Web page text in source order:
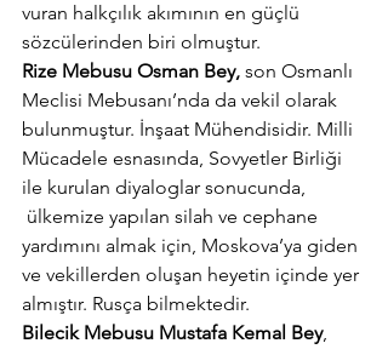
vuran halkçılık akımının en güçlü
sözcülerinden biri olmuştur.
Rize Mebusu Osman Bey, son Osmanlı
Meclisi Mebusanı’nda da vekil olarak
bulunmuştur. İnşaat Mühendisidir. Milli
Mücadele esnasında, Sovyetler Birliği
ile kurulan diyaloglar sonucunda,
ülkemize yapılan silah ve cephane
yardımını almak için, Moskova’ya giden
ve vekillerden oluşan heyetin içinde yer
almıştır. Rusça bilmektedir.
Bilecik Mebusu Mustafa Kemal Bey,